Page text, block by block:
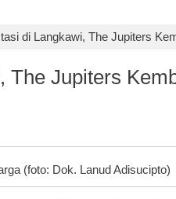
di Langkawi, The Jupiters
Jupiters
(foto: Dok. Lanud Adisucipto)